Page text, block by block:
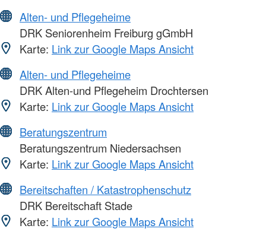
Alten- und Pflegeheime
DRK Seniorenheim Freiburg gGmbH
Karte: Link zur Google Maps Ansicht
Alten- und Pflegeheime
DRK Alten-und Pflegeheim Drochtersen
Karte: Link zur Google Maps Ansicht
Beratungszentrum
Beratungszentrum Niedersachsen
Karte: Link zur Google Maps Ansicht
Bereitschaften / Katastrophenschutz
DRK Bereitschaft Stade
Karte: Link zur Google Maps Ansicht